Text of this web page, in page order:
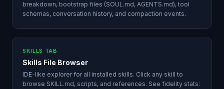
breakdown, bootstrap files (SOUL.md, AGENTS.md), tool
schemas, conversation history, and compaction events.
SKILLS TAB
Skills File Browser
IDE-like explorer for all installed skills. Click any skill to
browse SKILL.md, scripts, and references. See fidelity stats: